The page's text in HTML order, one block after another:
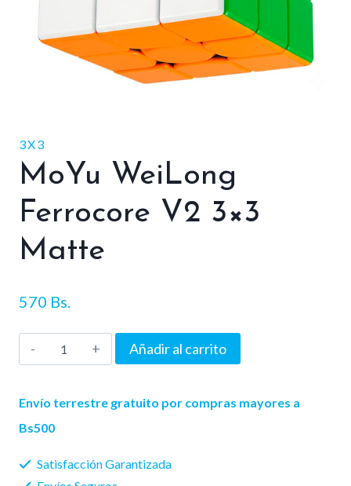
3X3
MoYu WeiLong
Ferrocore V2 3×3
Matte
570 Bs.
MoYu
WeiLong
Ferrocore
V2
Matte
Añadir al carrito
Envío terrestre gratuito por compras mayores a
Bs500
Satisfacción Garantizada